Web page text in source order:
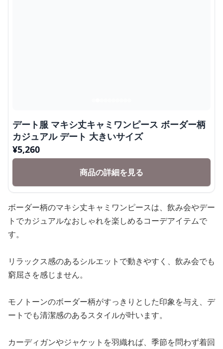
デート服 マキシ丈キャミワンピース ボーダー柄
カジュアル デート 大きいサイズ
¥5,260
商品の詳細を見る
ボーダー柄のマキシ丈キャミワンピースは、飲み会やデー
トでカジュアルなおしゃれを楽しめるコーデアイテムで
す。
リラックス感のあるシルエットで動きやすく、飲み会でも
窮屈さを感じません。
モノトーンのボーダー柄がすっきりとした印象を与え、デ
ートでも清潔感のあるスタイルが叶います。
カーディガンやジャケットを羽織れば、季節を問わず着回